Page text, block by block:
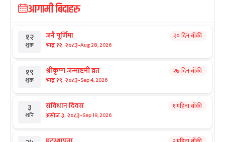
आगामी बिदाहरु
१२
शुक्र
जनै पूर्णिमा
भाद्र १२, २०८३-Aug 28, 2026
२० दिन बाँकी
१९
शुक्र
श्रीकृष्ण जन्माष्टमी व्रत
भाद्र १९, २०८३-Sep 4, 2026
२७ दिन बाँकी
३
शनि
संविधान दिवस
असोज ३, २०८३-Sep 19, 2026
१ महिना बाँकी